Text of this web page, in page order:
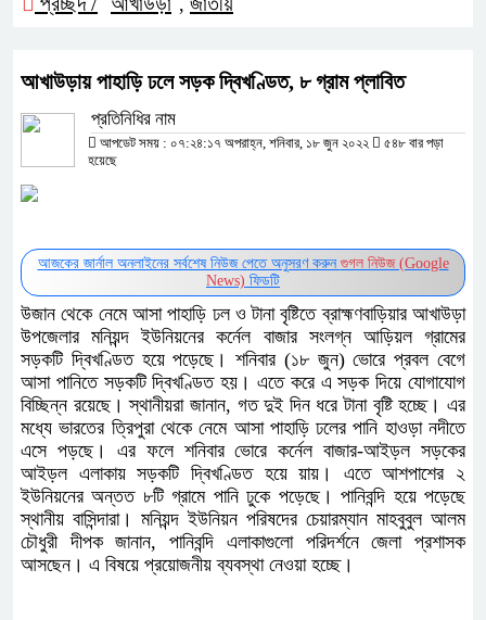
,
আখাউড়ায় পাহাড়ি ঢলে সড়ক দ্বিখণ্ডিত, ৮ গ্রাম প্লাবিত
প্রতিনিধির নাম
আপডেট সময় : ০৭:২৪:১৭ অপরাহ্ন, শনিবার, ১৮ জুন ২০২২
৫৪৮ বার পড়া
হয়েছে
আজকের জার্নাল অনলাইনের সর্বশেষ নিউজ পেতে অনুসরণ করুন গুগল নিউজ (Google
News) ফিডটি
উজান থেকে নেমে আসা পাহাড়ি ঢল ও টানা বৃষ্টিতে ব্রাহ্মণবাড়িয়ার আখাউড়া
উপজেলার মনিয়ন্দ ইউনিয়নের কর্নেল বাজার সংলগ্ন আড়িয়ল গ্রামের
সড়কটি দ্বিখণ্ডিত হয়ে পড়েছে। শনিবার (১৮ জুন) ভোরে প্রবল বেগে
আসা পানিতে সড়কটি দ্বিখণ্ডিত হয়। এতে করে এ সড়ক দিয়ে যোগাযোগ
বিচ্ছিন্ন রয়েছে। স্থানীয়রা জানান, গত দুই দিন ধরে টানা বৃষ্টি হচ্ছে। এর
মধ্যে ভারতের ত্রিপুরা থেকে নেমে আসা পাহাড়ি ঢলের পানি হাওড়া নদীতে
এসে পড়ছে। এর ফলে শনিবার ভোরে কর্নেল বাজার-আইড়ল সড়কের
আইড়ল এলাকায় সড়কটি দ্বিখণ্ডিত হয়ে য়ায়। এতে আশপাশের ২
ইউনিয়নের অন্তত ৮টি গ্রামে পানি ঢুকে পড়েছে। পানিবন্দি হয়ে পড়েছে
স্থানীয় বাসিন্দারা। মনিয়ন্দ ইউনিয়ন পরিষদের চেয়ারম্যান মাহবুবুল আলম
চৌধুরী দীপক জানান, পানিবন্দি এলাকাগুলো পরিদর্শনে জেলা প্রশাসক
আসছেন। এ বিষয়ে প্রয়োজনীয় ব্যবস্থা নেওয়া হচ্ছে।